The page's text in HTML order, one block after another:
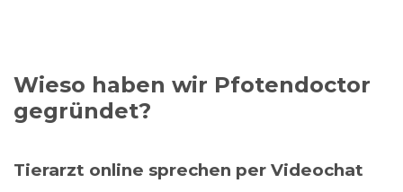
Wieso haben wir Pfotendoctor
gegründet?
Tierarzt online sprechen per Videochat